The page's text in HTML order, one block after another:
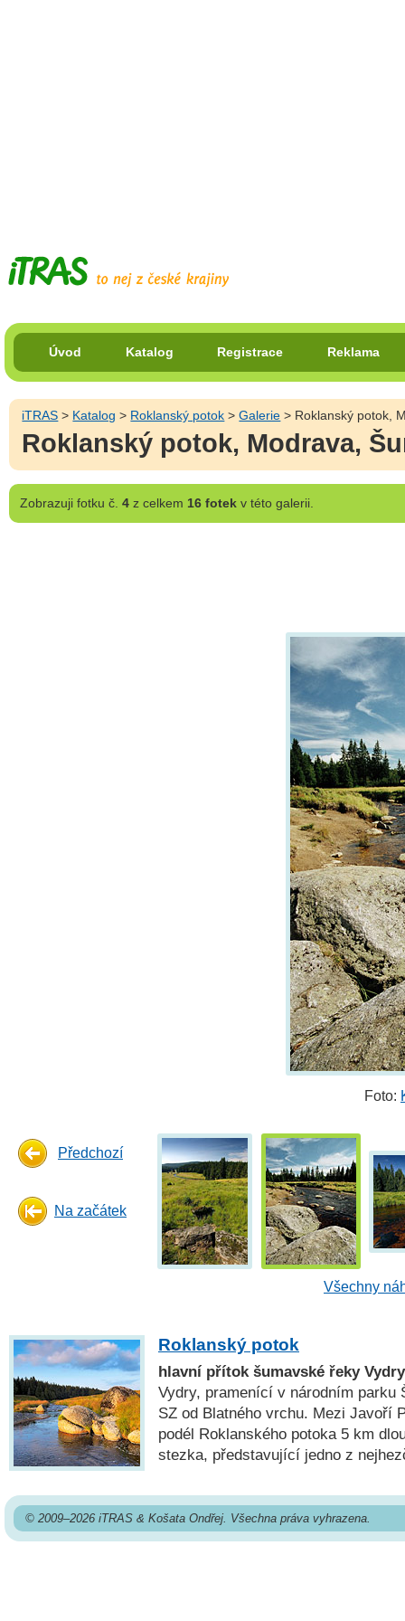
Úvod Katalog Registrace Reklama
iTRAS > Katalog > Roklanský potok >Galerie > Roklanský potok,
Roklanský potok, Modrava,
Zobrazujifotku č. 4z celkem 16 fotekv této galerii.
Foto:
Předchozí
Na začátek
Všechny
Roklanský potok
hlavní přítok šumavské řeky Vydry
Vydry, pramenící v národním parku
SZ od Blatného vrchu. Mezi Javoří
podél Roklanského potoka 5 km
stezka, představující jedno z
© 2009–2026 iTRAS & Košata Ondřej. Všechna práva vyhrazena.